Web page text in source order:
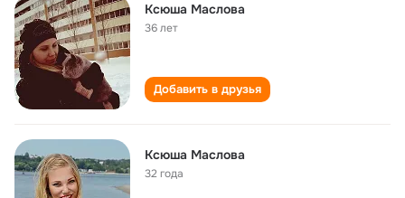
Ксюша Маслова
36 лет
Добавить в друзья
Ксюша Маслова
32 года